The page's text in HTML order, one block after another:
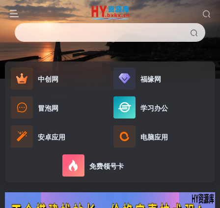
中创网 福缘网
冒泡网 学习办公
安卓应用 电脑应用
免费领号卡